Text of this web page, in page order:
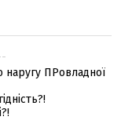
наругу ПРовладної